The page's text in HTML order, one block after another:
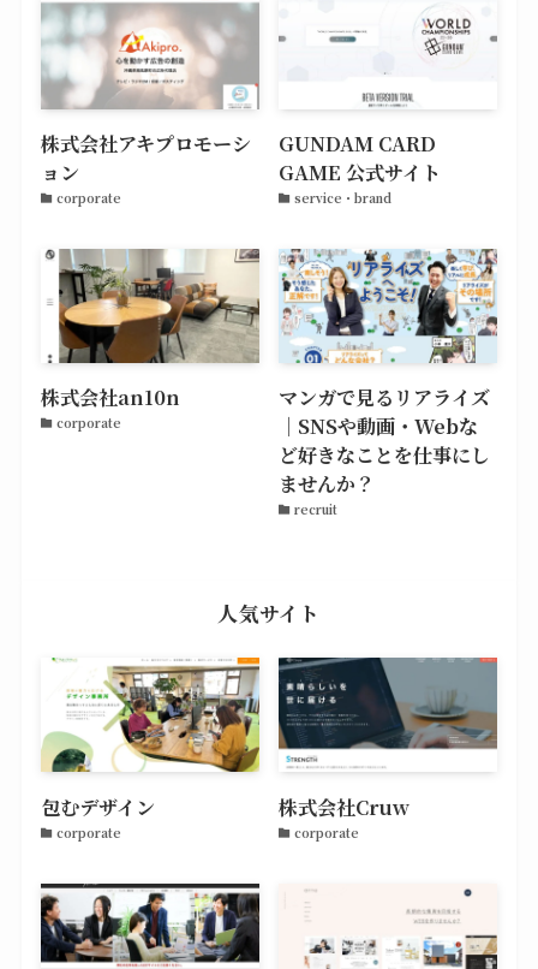
株式会社アキプロモーシ
ョン
corporate
GUNDAM CARD
GAME 公式サイト
service・brand
株式会社an10n
corporate
マンガで見るリアライズ
｜SNSや動画・Webな
ど好きなことを仕事にし
ませんか？
recruit
人気サイト
包むデザイン
corporate
株式会社Cruw
corporate